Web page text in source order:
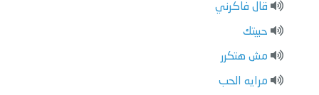
قال فاكرني
حبيتك
مش هتكرر
مرايه الحب